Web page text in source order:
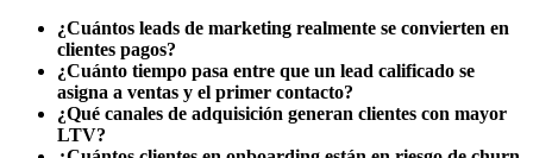
¿Cuántos leads de marketing realmente se convierten en
clientes pagos?
¿Cuánto tiempo pasa entre que un lead calificado se
asigna a ventas y el primer contacto?
¿Qué canales de adquisición generan clientes con mayor
LTV?